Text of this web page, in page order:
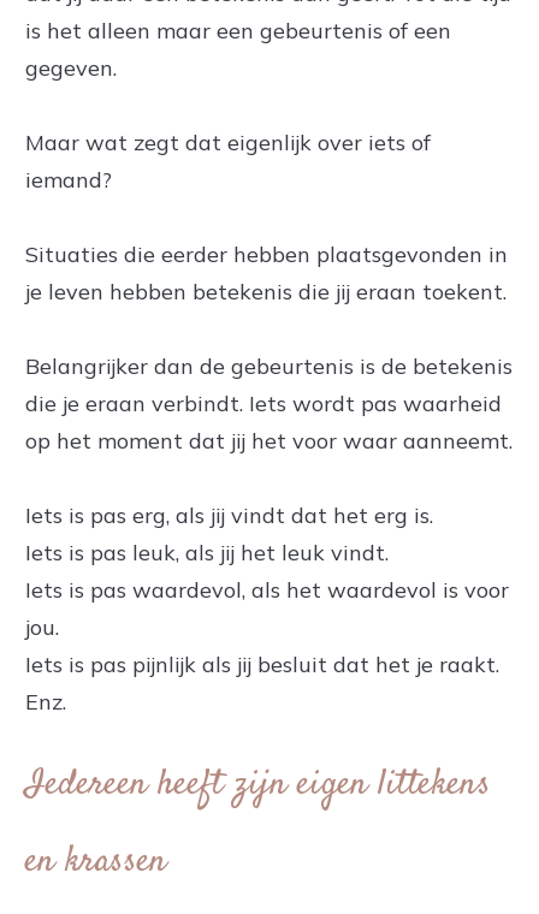
is het alleen maar een gebeurtenis of een
gegeven.
Maar wat zegt dat eigenlijk over iets of
iemand?
Situaties die eerder hebben plaatsgevonden in
je leven hebben betekenis die jij eraan toekent.
Belangrijker dan de gebeurtenis is de betekenis
die je eraan verbindt. Iets wordt pas waarheid
op het moment dat jij het voor waar aanneemt.
Iets is pas erg, als jij vindt dat het erg is.
Iets is pas leuk, als jij het leuk vindt.
Iets is pas waardevol, als het waardevol is voor
jou.
Iets is pas pijnlijk als jij besluit dat het je raakt.
Enz.
Iedereen heeft zijn eigen littekens
en krassen​